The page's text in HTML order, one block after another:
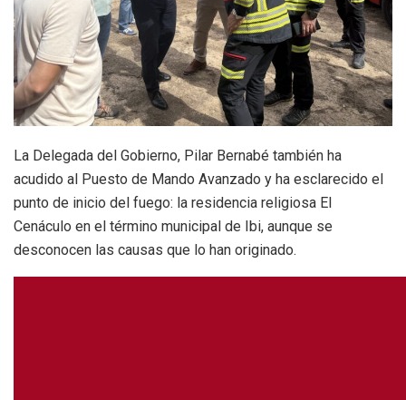
La Delegada del Gobierno, Pilar Bernabé también ha
acudido al Puesto de Mando Avanzado y ha esclarecido el
punto de inicio del fuego: la residencia religiosa El
Cenáculo en el término municipal de Ibi, aunque se
desconocen las causas que lo han originado.